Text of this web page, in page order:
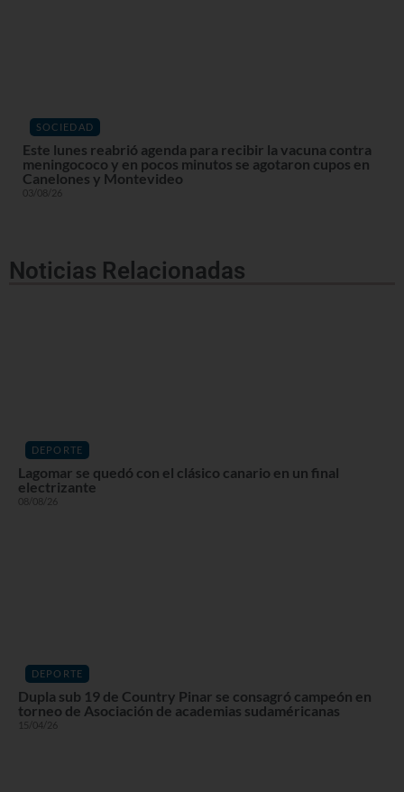
SOCIEDAD
Este lunes reabrió agenda para recibir la vacuna contra
meningococo y en pocos minutos se agotaron cupos en
Canelones y Montevideo
03/08/26
Noticias Relacionadas
DEPORTE
Lagomar se quedó con el clásico canario en un final
electrizante
08/08/26
DEPORTE
Dupla sub 19 de Country Pinar se consagró campeón en
torneo de Asociación de academias sudaméricanas
15/04/26